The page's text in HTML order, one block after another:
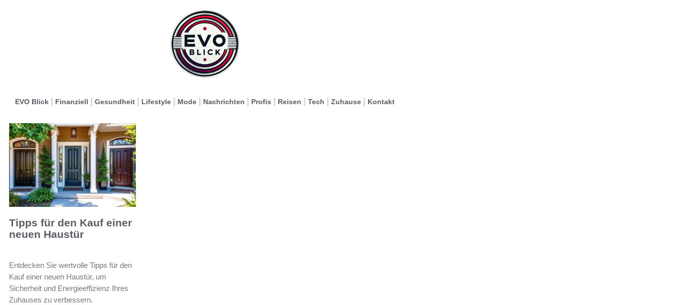
EVO Blick Finanziell Gesundheit Lifestyle Mode Nachrichten Profis Reisen Tech Zuhause Kontakt
Tipps für den Kauf einer
neuen Haustür
Entdecken Sie wertvolle Tipps für den
Kauf einer neuen Haustür, um
Sicherheit und Energieeffizienz Ihres
Zuhauses zu verbessern.